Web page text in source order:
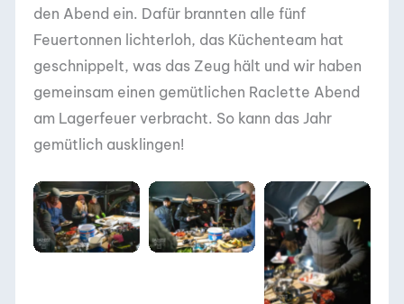
den Abend ein. Dafür brannten alle fünf
Feuertonnen lichterloh, das Küchenteam hat
geschnippelt, was das Zeug hält und wir haben
gemeinsam einen gemütlichen Raclette Abend
am Lagerfeuer verbracht. So kann das Jahr
gemütlich ausklingen!
DACHZELT
SILVESTER CAMP
2019/ 2020
DACHZELT
SILVESTER CAMP
2019/ 2020
DACHZELT
SILVESTER CAMP
2019/ 2020